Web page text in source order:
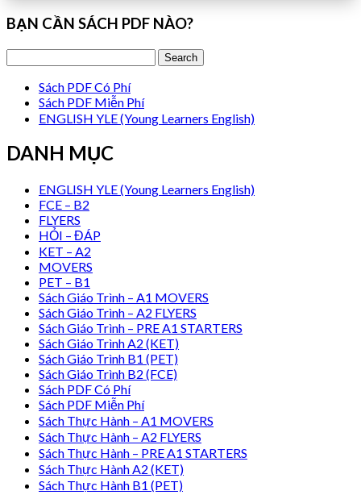
BẠN CẦN SÁCH PDF NÀO?
Sách PDF Có Phí
Sách PDF Miễn Phí
ENGLISH YLE (Young Learners English)
DANH MỤC
ENGLISH YLE (Young Learners English)
FCE – B2
FLYERS
HỎI – ĐÁP
KET – A2
MOVERS
PET – B1
Sách Giáo Trình – A1 MOVERS
Sách Giáo Trình – A2 FLYERS
Sách Giáo Trình – PRE A1 STARTERS
Sách Giáo Trình A2 (KET)
Sách Giáo Trình B1 (PET)
Sách Giáo Trình B2 (FCE)
Sách PDF Có Phí
Sách PDF Miễn Phí
Sách Thực Hành – A1 MOVERS
Sách Thực Hành – A2 FLYERS
Sách Thực Hành – PRE A1 STARTERS
Sách Thực Hành A2 (KET)
Sách Thực Hành B1 (PET)